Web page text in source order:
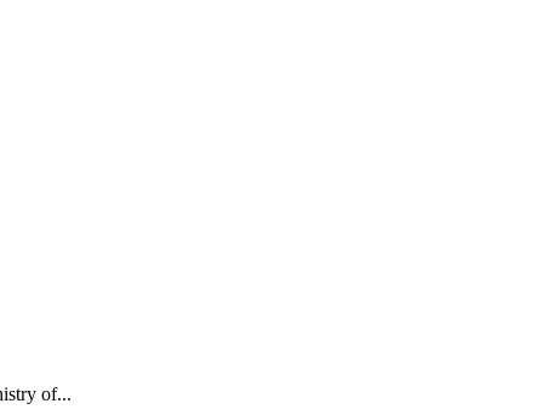
of...